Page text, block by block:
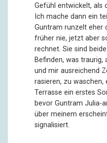
Gefühl entwickelt, als
Ich mache dann ein
Guntram runzelt eher
früher nie, jetzt aber
rechnet. Sie sind
Befinden, was
und mir ausreichend
rasieren, zu
Terrasse ein erstes
bevor Guntram Julia-
über meinem
signalisiert.